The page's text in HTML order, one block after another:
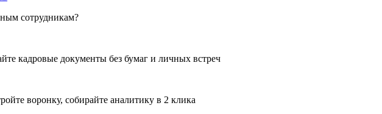
сотрудникам?
кадровые документы без бумаг и личных встреч
воронку, собирайте аналитику в 2 клика